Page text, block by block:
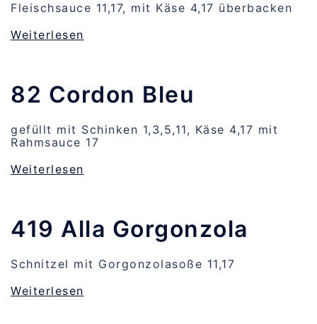
Fleischsauce 11,17, mit Käse 4,17 überbacken
Weiterlesen
82 Cordon Bleu
gefüllt mit Schinken 1,3,5,11, Käse 4,17 mit
Rahmsauce 17
Weiterlesen
419 Alla Gorgonzola
Schnitzel mit Gorgonzolasoße 11,17
Weiterlesen